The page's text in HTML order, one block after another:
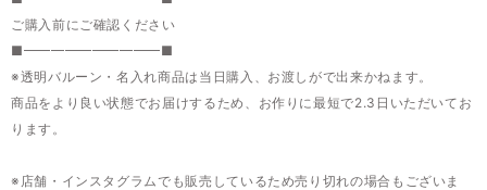
ご購入前にご確認ください
■━━━━━━━━━━■
※透明バルーン・名入れ商品は当日購入、お渡しがで出来かねます。
商品をより良い状態でお届けするため、お作りに最短で2.3日いただいてお
ります。
※店舗・インスタグラムでも販売しているため売り切れの場合もございま